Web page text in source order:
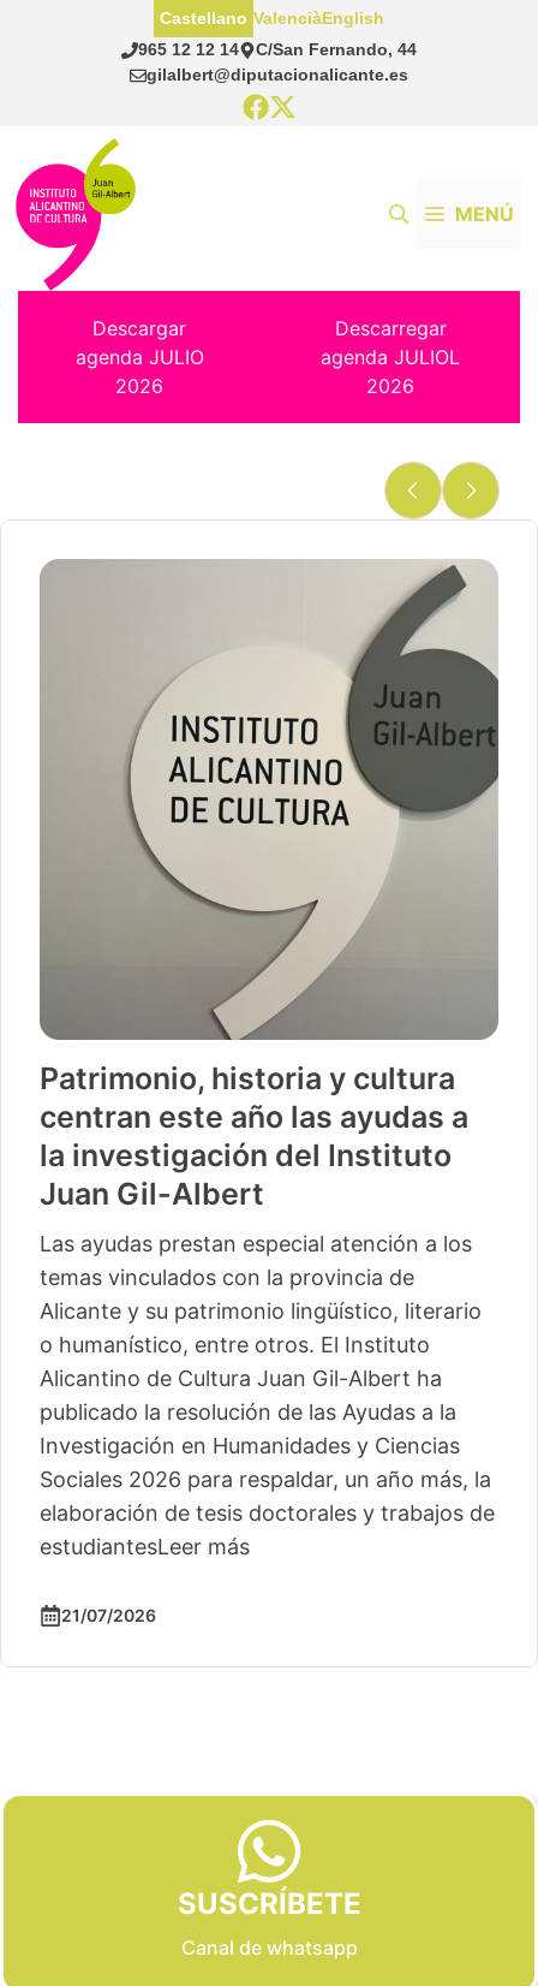
965 12 12 14
C/San Fernando, 44
gilalbert@diputacionalicante.es
Castellano ValenciàEnglish
MENÚ
Descargar
agenda JULIO
2026
Descarregar
agenda JULIOL
2026
Vuelve «Cultura-500» con
actividades para 13 pequeños
municipios más
La segunda edición de este ciclo del Instituto
Alicantino de Cultura Juan Gil-Albert
comienza este sábado en Camp de Mirra
con un taller de percusión de Pakito Baeza
La segunda edición del ciclo ‘Cultura -500’
del Instituto Alicantino de Cultura Juan Gil-
Albert llegará este verano a trece
localidades, con loLeer más
04/06/2026
SUSCRÍBETE
Canal de whatsapp